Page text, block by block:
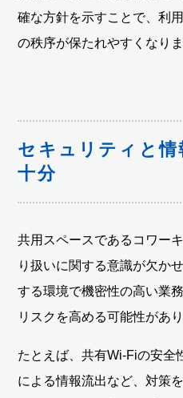
確な方針を示すことで、利
の秩序が保たれやすくなりま
セキュリティと情
十分
共用スペースであるコワー
り扱いに関する意識が欠か
する環境で機密性の高い業
リスクを高める可能性があり
たとえば、共有Wi-Fiの安全
による情報流出など、対策